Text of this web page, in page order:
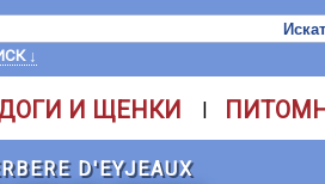
↓
И ЩЕНКИ |
D'EYJEAUX